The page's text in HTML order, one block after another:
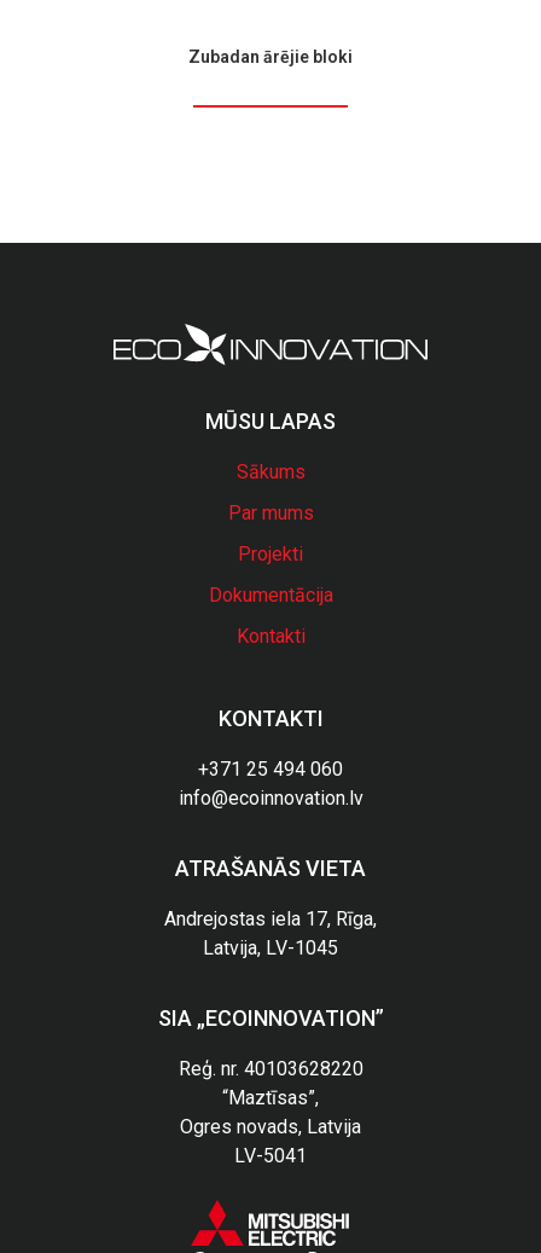
Zubadan ārējie bloki
MŪSU LAPAS
Sākums
Par mums
Projekti
Dokumentācija
Kontakti
KONTAKTI
+371 25 494 060
info@ecoinnovation.lv
ATRAŠANĀS VIETA
Andrejostas iela 17, Rīga,
Latvija, LV-1045
SIA „ECOINNOVATION”
Reģ. nr. 40103628220
“Maztīsas”,
Ogres novads, Latvija
LV-5041